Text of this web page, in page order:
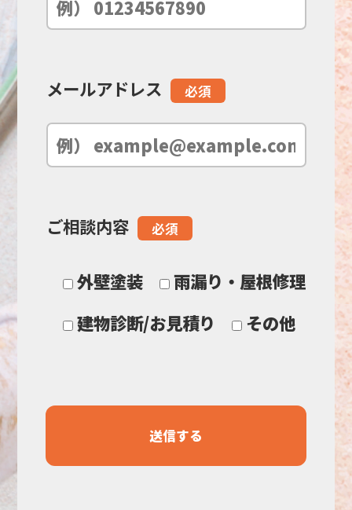
ル
空
ま
メールアドレス 必須
ご相談内容 必須
外壁塗装
雨漏り・屋根修理
建物診断/お見積り
その他